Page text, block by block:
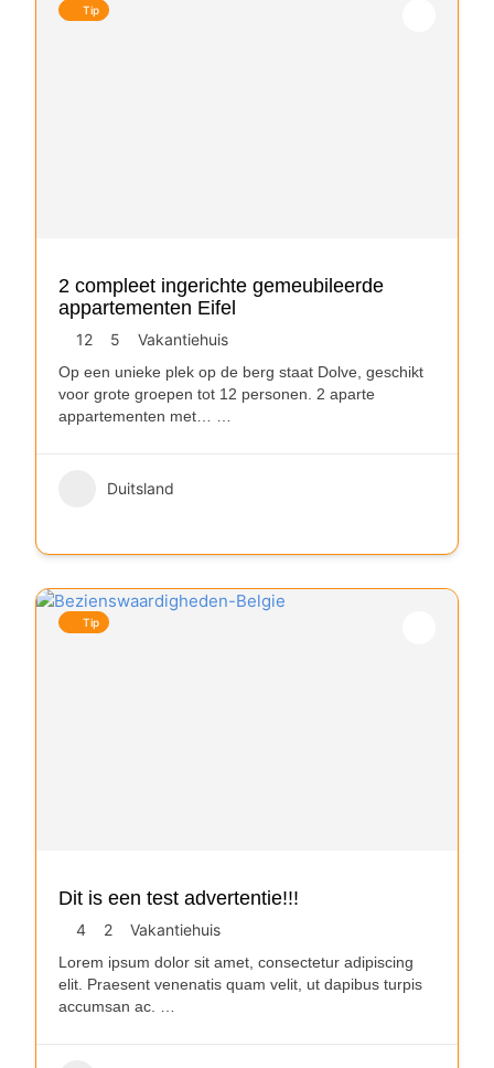
Tip
2 compleet ingerichte gemeubileerde
appartementen Eifel
12 5 Vakantiehuis
Op een unieke plek op de berg staat Dolve, geschikt
voor grote groepen tot 12 personen. 2 aparte
appartementen met…
Duitsland
Tip
Dit is een test advertentie!!!
4 2 Vakantiehuis
Lorem ipsum dolor sit amet, consectetur adipiscing
elit. Praesent venenatis quam velit, ut dapibus turpis
accumsan ac.